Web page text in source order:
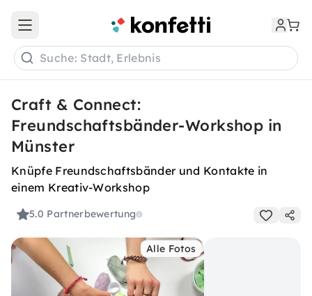
Open main menu
Suche: Stadt, Erlebnis
Craft & Connect:
Freundschaftsbänder-Workshop in
Münster
Knüpfe Freundschaftsbänder und Kontakte in
einem Kreativ-Workshop
5.0 Partnerbewertung
Alle Fotos